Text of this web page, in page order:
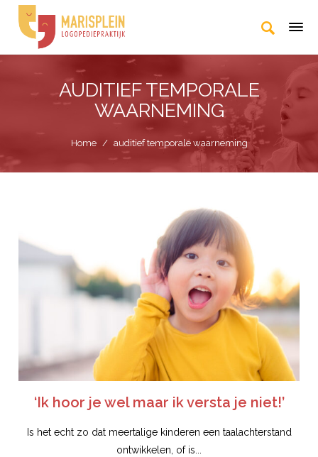
AUDITIEF TEMPORALE
WAARNEMING
Home / auditief temporale waarneming
‘Ik hoor je wel maar ik versta je niet!’
Is het echt zo dat meertalige kinderen een taalachterstand
ontwikkelen, of is...